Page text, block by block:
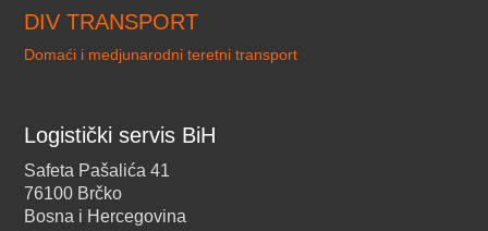
DIV TRANSPORT
Domaći i medjunarodni teretni transport
Logistički servis BiH
Safeta Pašalića 41
76100 Brčko
Bosna i Hercegovina